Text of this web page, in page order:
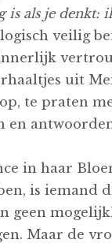
is als je denkt:
veilig
uit
te praten
en
in haar
is iemand
geen
Maar de